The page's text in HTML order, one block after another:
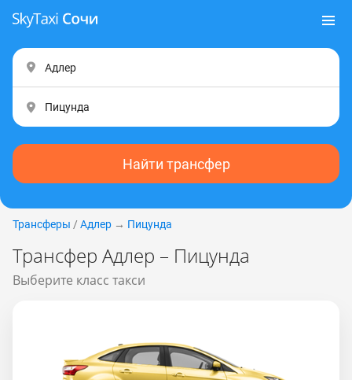
Найти трансфер
Трансферы / Адлер → Пицунда
Трансфер Адлер – Пицунда
Выберите класс такси